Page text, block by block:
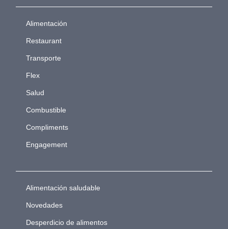
Alimentación
Restaurant
Transporte
Flex
Salud
Combustible
Compliments
Engagement
Alimentación saludable
Novedades
Desperdicio de alimentos